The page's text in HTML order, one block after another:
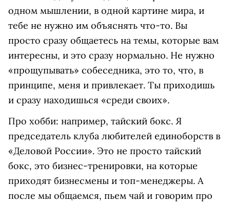
одном мышлении, в одной картине мира, и
тебе не нужно им объяснять что-то. Вы
просто сразу общаетесь на темы, которые вам
интересны, и это сразу нормально. Не нужно
«прощупывать» собеседника, это то, что, в
принципе, меня и привлекает. Ты приходишь
и сразу находишься «среди своих».
Про хобби: например, тайский бокс. Я
председатель клуба любителей единоборств в
«Деловой России». Это не просто тайский
бокс, это бизнес-тренировки, на которые
приходят бизнесмены и топ-менеджеры. А
после мы общаемся, пьем чай и говорим про